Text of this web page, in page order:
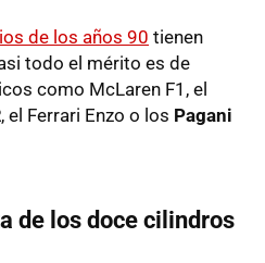
de los años 90 tienen
todo el mérito es de
como McLaren F1, el
el Ferrari Enzo o los Pagani
de los doce cilindros